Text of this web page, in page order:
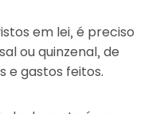
em lei, é preciso
ou quinzenal, de
e gastos feitos.